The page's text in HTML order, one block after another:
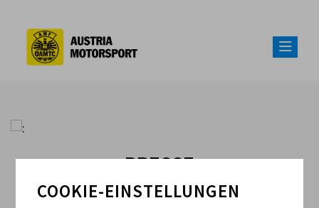
PRESSE
COOKIE-EINSTELLUNGEN